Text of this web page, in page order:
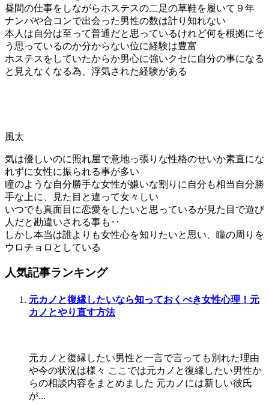
昼間の仕事をしながらホステスの二足の草鞋を履いて９年
ナンパや合コンで出会った男性の数は計り知れない
本人は自分は至って普通だと思っているけれど何を根拠にそ
う思っているのか分からない位に経験は豊富
ホステスをしていたからか男心に強いクセに自分の事になる
と見えなくなる為、浮気された経験がある
風太
気は優しいのに照れ屋で意地っ張りな性格のせいか素直にな
れずに女性に振られる事が多い
瞳のような自分勝手な女性が嫌いな割りに自分も相当自分勝
手な上に、見た目と違って女々しい
いつでも真面目に恋愛をしたいと思っているが見た目で遊び
人だと勘違いされる事も‥
しかし本当は誰よりも女性心を知りたいと思い、瞳の周りを
ウロチョロとしている
人気記事ランキング
元カノと復縁したいなら知っておくべき女性心理！元
カノとやり直す方法
元カノと復縁したい男性と一言で言っても別れた理由
や今の状況は様々 ここでは元カノと復縁したい男性か
らの相談内容をまとめました 元カノには新しい彼氏
が...